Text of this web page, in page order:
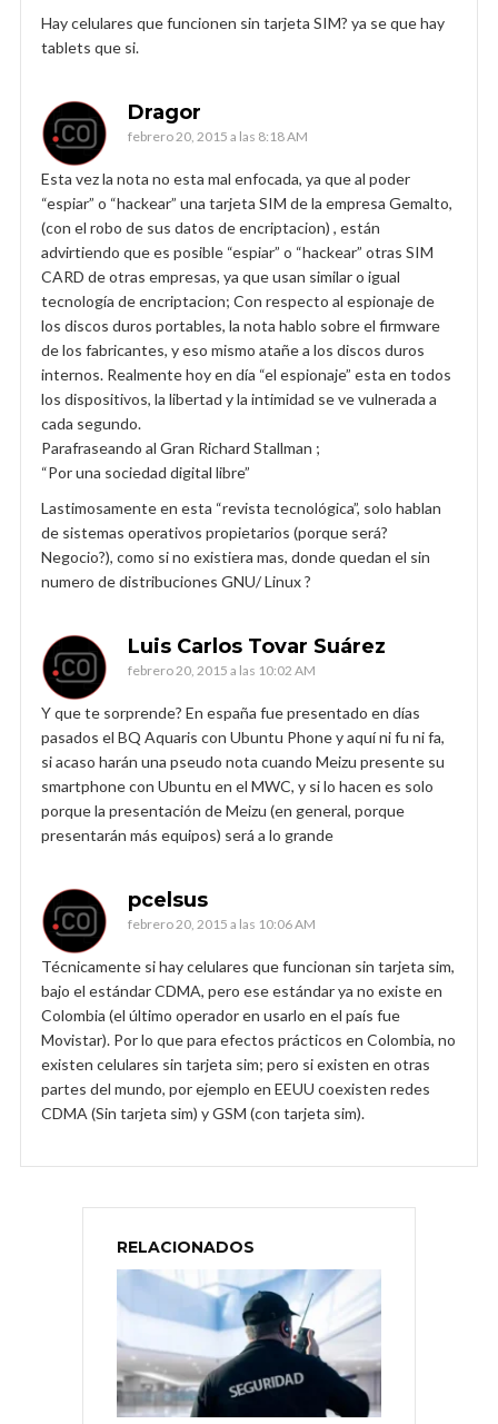
Hay celulares que funcionen sin tarjeta SIM? ya se que hay
tablets que si.
Dragor
febrero 20, 2015 a las 8:18 AM
Esta vez la nota no esta mal enfocada, ya que al poder
“espiar” o “hackear” una tarjeta SIM de la empresa Gemalto,
(con el robo de sus datos de encriptacion) , están
advirtiendo que es posible “espiar” o “hackear” otras SIM
CARD de otras empresas, ya que usan similar o igual
tecnología de encriptacion; Con respecto al espionaje de
los discos duros portables, la nota hablo sobre el firmware
de los fabricantes, y eso mismo atañe a los discos duros
internos. Realmente hoy en día “el espionaje” esta en todos
los dispositivos, la libertad y la intimidad se ve vulnerada a
cada segundo.
Parafraseando al Gran Richard Stallman ;
“Por una sociedad digital libre”
Lastimosamente en esta “revista tecnológica”, solo hablan
de sistemas operativos propietarios (porque será?
Negocio?), como si no existiera mas, donde quedan el sin
numero de distribuciones GNU/ Linux ?
Luis Carlos Tovar Suárez
febrero 20, 2015 a las 10:02 AM
Y que te sorprende? En españa fue presentado en días
pasados el BQ Aquaris con Ubuntu Phone y aquí ni fu ni fa,
si acaso harán una pseudo nota cuando Meizu presente su
smartphone con Ubuntu en el MWC, y si lo hacen es solo
porque la presentación de Meizu (en general, porque
presentarán más equipos) será a lo grande
pcelsus
febrero 20, 2015 a las 10:06 AM
Técnicamente si hay celulares que funcionan sin tarjeta sim,
bajo el estándar CDMA, pero ese estándar ya no existe en
Colombia (el último operador en usarlo en el país fue
Movistar). Por lo que para efectos prácticos en Colombia, no
existen celulares sin tarjeta sim; pero si existen en otras
partes del mundo, por ejemplo en EEUU coexisten redes
CDMA (Sin tarjeta sim) y GSM (con tarjeta sim).
RELACIONADOS